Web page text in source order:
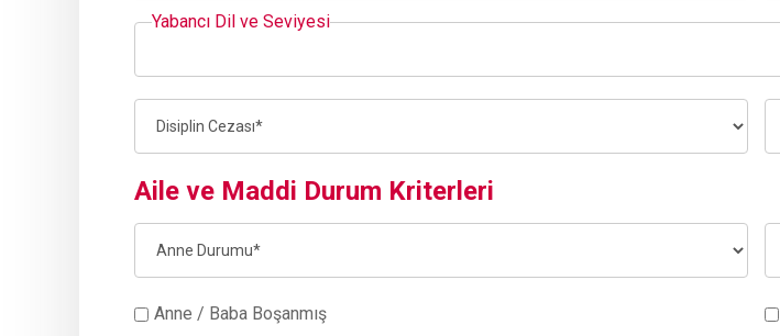
Yabancı Dil ve Seviyesi
Aile ve Maddi Durum Kriterleri
Anne / Baba Boşanmış